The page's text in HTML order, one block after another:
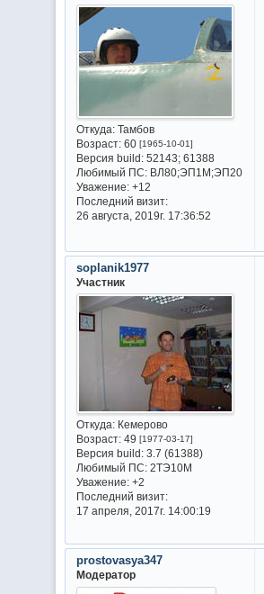
Откуда:Тамбов
Возраст:60 [1965-10-01]
Версия build:52143; 61388
Любимый ПС:ВЛ80;ЭП1М;ЭП20
Уважение: +12
Последний визит:
26 августа, 2019г. 17:36:52
soplanik1977
Участник
Откуда:Кемерово
Возраст:49 [1977-03-17]
Версия build:3.7 (61388)
Любимый ПС:2ТЭ10М
Уважение: +2
Последний визит:
17 апреля, 2017г. 14:00:19
prostovasya347
Модератор